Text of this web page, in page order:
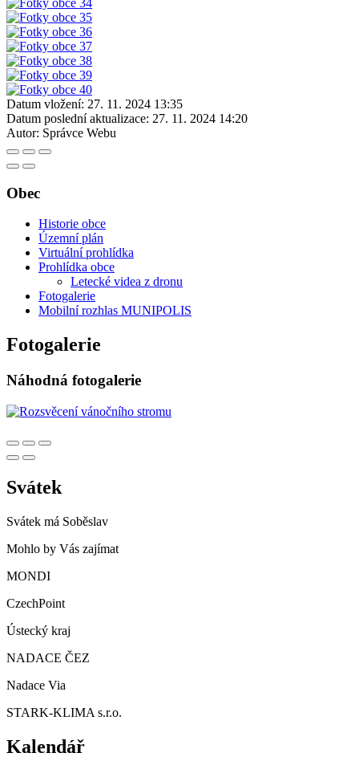
Datum vložení: 27. 11. 2024 13:35
Datum poslední aktualizace: 27. 11. 2024 14:20
Autor: Správce Webu
Obec
Historie obce
Územní plán
Virtuální prohlídka
Prohlídka obce
Letecké videa z dronu
Fotogalerie
Mobilní rozhlas MUNIPOLIS
Fotogalerie
Náhodná fotogalerie
Svátek
Svátek má Soběslav
Mohlo by Vás zajímat
MONDI
CzechPoint
Ústecký kraj
NADACE ČEZ
Nadace Via
STARK-KLIMA s.r.o.
Kalendář